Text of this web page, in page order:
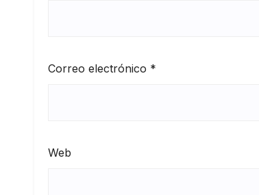
Correo electrónico *
Web